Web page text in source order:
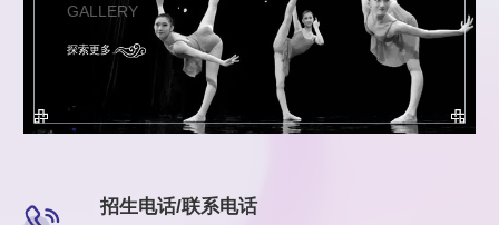
GALLERY
探索更多
招生电话/联系电话